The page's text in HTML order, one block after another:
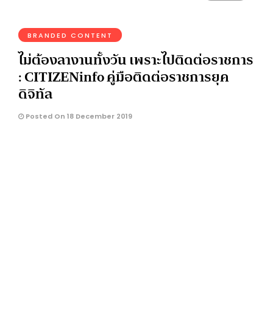
BRANDED CONTENT
ไม่ต้องลางานทั้งวัน เพราะไปติดต่อราชการ
: CITIZENinfo คู่มือติดต่อราชการยุค
ดิจิทัล
Posted On 18 December 2019